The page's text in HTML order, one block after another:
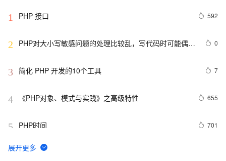
1 PHP 接口 592
2
PHP对大小写敏感问题的处理比较乱，写代码时可能偶尔
0
3 简化 PHP 开发的10个工具 7
4 《PHP对象、模式与实践》之高级特性 655
5 PHP时间 701
6
**PHP删除数组中特定元素的两种方法array_splice()和